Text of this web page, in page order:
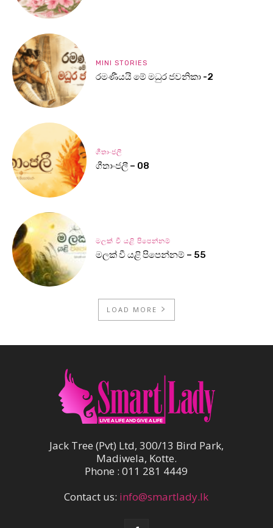
MINI STORIES
රමණීයයි මේ මධුර ජවනිකා -2
ගීතාංජලී
ගීතාංජලී – 08
මලක් වී යළි පිපෙන්නම්
මලක් වී යළි පිපෙන්නම් – 55
LOAD MORE
Jack Tree (Pvt) Ltd, 300/13 Bird Park,
Madiwela, Kotte.
Phone : 011 281 4449
Contact us: info@smartlady.lk